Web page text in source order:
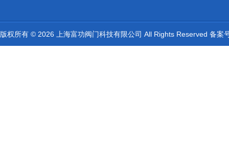
版权所有 © 2026 上海富功阀门科技有限公司 All Rights Reserved 备案